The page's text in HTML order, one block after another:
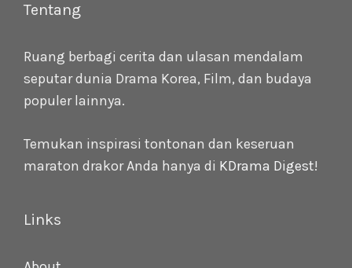
Tentang
Ruang berbagi cerita dan ulasan mendalam
seputar dunia Drama Korea, Film, dan budaya
populer lainnya.
Temukan inspirasi tontonan dan keseruan
maraton drakor Anda hanya di KDrama Digest!
Links